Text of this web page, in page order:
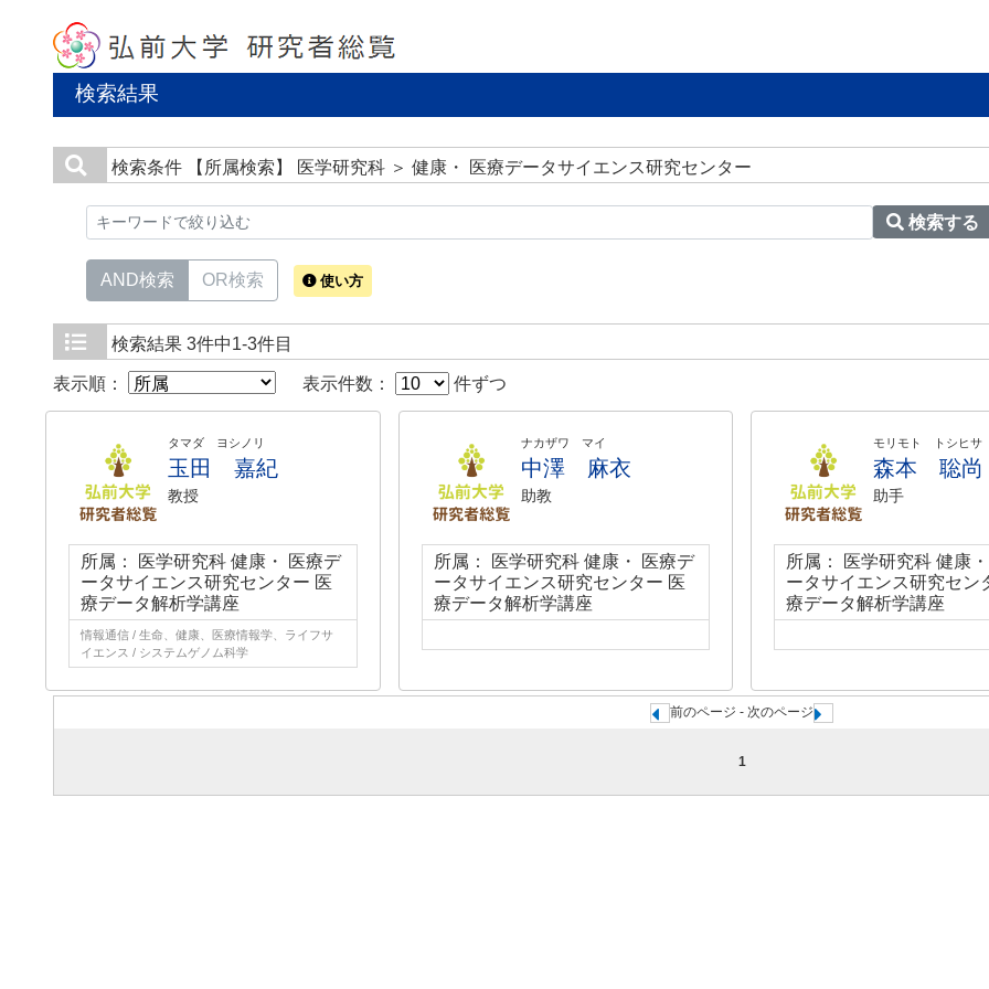
検索結果
検索条件 【所属検索】 医学研究科 ＞ 健康・ 医療データサイエンス研究センター
検索する
AND検索 OR検索 使い方
検索結果 3件中1-3件目
表示順： 表示件数： 件ずつ
タマダ ヨシノリ
玉田 嘉紀
教授
所属： 医学研究科 健康・ 医療デ
ータサイエンス研究センター 医
療データ解析学講座
情報通信 / 生命、健康、医療情報学、ライフサ
イエンス / システムゲノム科学
ナカザワ マイ
中澤 麻衣
助教
所属： 医学研究科 健康・ 医療デ
ータサイエンス研究センター 医
療データ解析学講座
モリモト トシヒサ
森本 聡尚
助手
所属： 医学研究科 健康
ータサイエンス研究セン
療データ解析学講座
前のページ - 次のページ
1